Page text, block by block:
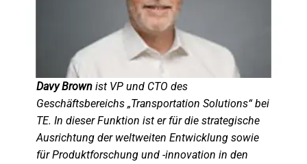
Davy Brownist VP und CTO des
Geschäftsbereichs „Transportation Solutions“ bei
TE. In dieser Funktion ist er für die strategische
Ausrichtung der weltweiten Entwicklung sowie
für Produktforschung und -innovation in den